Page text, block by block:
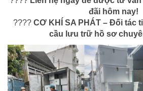
đãi hôm nay!
???? CƠ KHÍ SA PHÁT – Đối tác
cầu lưu trữ hồ sơ